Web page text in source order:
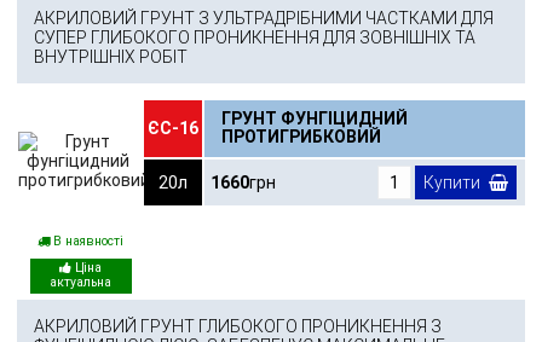
АКРИЛОВИЙ ГРУНТ З УЛЬТРАДРІБНИМИ ЧАСТКАМИ ДЛЯ
СУПЕР ГЛИБОКОГО ПРОНИКНЕННЯ ДЛЯ ЗОВНІШНІХ ТА
ВНУТРІШНІХ РОБІТ
В наявності
ЄС-16
ГРУНТ ФУНГІЦИДНИЙ
ПРОТИГРИБКОВИЙ
20л 1660грн Купити
АКРИЛОВИЙ ГРУНТ ГЛИБОКОГО ПРОНИКНЕННЯ З